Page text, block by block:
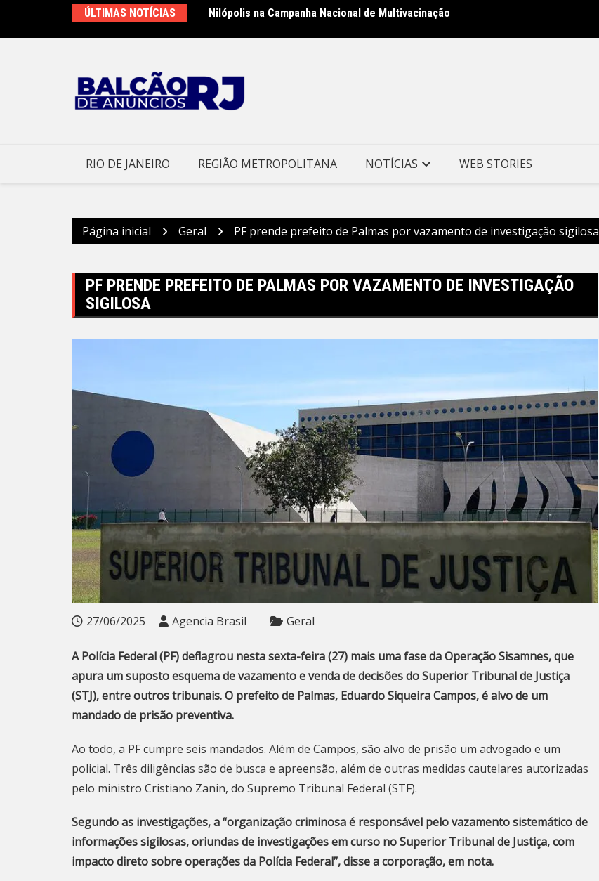
o
ÚLTIMAS NOTÍCIAS Nilópolis na Campanha Nacional de Multivacinação
RIO DE JANEIRO REGIÃO METROPOLITANA NOTÍCIAS WEB STORIES
Página inicial Geral PF prende prefeito de Palmas por vazamento de investigação sigilosa
PF PRENDE PREFEITO DE PALMAS POR VAZAMENTO DE INVESTIGAÇÃO
SIGILOSA
27/06/2025 Agencia Brasil Geral
A Polícia Federal (PF) deflagrou nesta sexta-feira (27) mais uma fase da Operação Sisamnes, que
apura um suposto esquema de vazamento e venda de decisões do Superior Tribunal de Justiça
(STJ), entre outros tribunais. O prefeito de Palmas, Eduardo Siqueira Campos, é alvo de um
mandado de prisão preventiva.
Ao todo, a PF cumpre seis mandados. Além de Campos, são alvo de prisão um advogado e um
policial. Três diligências são de busca e apreensão, além de outras medidas cautelares autorizadas
pelo ministro Cristiano Zanin, do Supremo Tribunal Federal (STF).
Segundo as investigações, a “organização criminosa é responsável pelo vazamento sistemático de
informações sigilosas, oriundas de investigações em curso no Superior Tribunal de Justiça, com
impacto direto sobre operações da Polícia Federal”, disse a corporação, em nota.